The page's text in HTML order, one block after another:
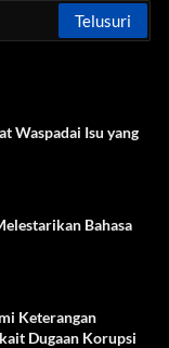
Waspadai Isu yang
Bahasa
Keterangan
Dugaan Korupsi